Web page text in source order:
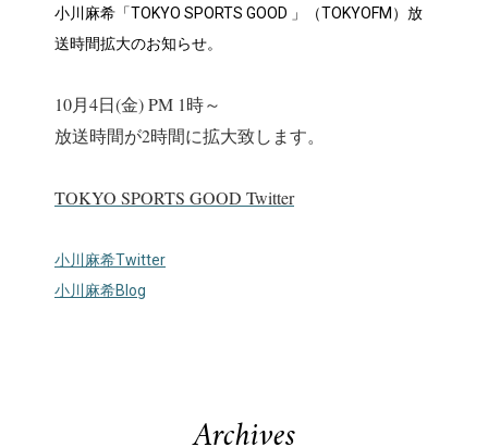
小川麻希「TOKYO SPORTS GOOD 」（TOKYOFM）放
送時間拡大のお知らせ。
10月4日(金) PM 1時～
放送時間が2時間に拡大致します。
TOKYO SPORTS GOOD Twitter
小川麻希Twitter
小川麻希Blog